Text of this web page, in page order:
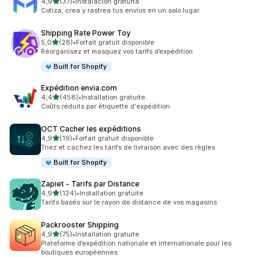
37 avis au total
Cotiza, crea y rastrea tus envíos en un solo lugar.
Shipping Rate Power Toy
5,0étoile(s) sur 5
(28)
28 avis au total
•Forfait gratuit disponible
Réorganisez et masquez vos tarifs d’expédition
Built for Shopify
Expédition envia.com
4,4étoile(s) sur 5
(458)
458 avis au total
•Installation gratuite
Coûts réduits par étiquette d'expédition.
OCT Cacher les expéditions
4,9étoile(s) sur 5
(19)
19 avis au total
•Forfait gratuit disponible
Triez et cachez les tarifs de livraison avec des règles
Built for Shopify
Zapiet ‑ Tarifs par Distance
4,9étoile(s) sur 5
(124)
124 avis au total
•Installation gratuite
Tarifs basés sur le rayon de distance de vos magasins
Packrooster Shipping
4,9étoile(s) sur 5
(75)
75 avis au total
•Installation gratuite
Plateforme d’expédition nationale et internationale pour les
boutiques européennes